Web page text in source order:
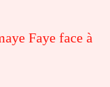
Faye face à